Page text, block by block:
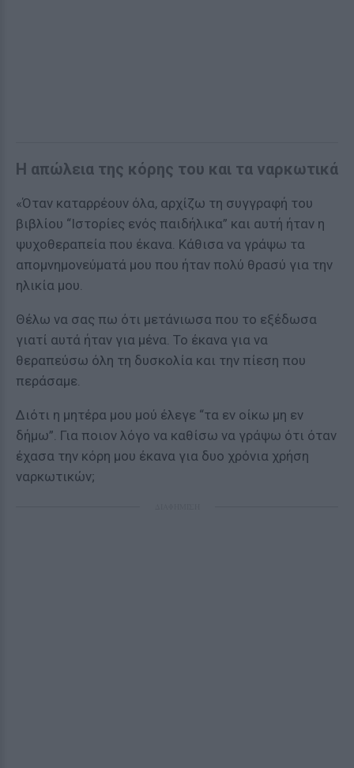
Η απώλεια της κόρης του και τα ναρκωτικά
«Όταν καταρρέουν όλα, αρχίζω τη συγγραφή του
βιβλίου “Ιστορίες ενός παιδήλικα” και αυτή ήταν η
ψυχοθεραπεία που έκανα. Κάθισα να γράψω τα
απομνημονεύματά μου που ήταν πολύ θρασύ για την
ηλικία μου.
Θέλω να σας πω ότι μετάνιωσα που το εξέδωσα
γιατί αυτά ήταν για μένα. Το έκανα για να
θεραπεύσω όλη τη δυσκολία και την πίεση που
περάσαμε.
Διότι η μητέρα μου μού έλεγε “τα εν οίκω μη εν
δήμω”. Για ποιον λόγο να καθίσω να γράψω ότι όταν
έχασα την κόρη μου έκανα για δυο χρόνια χρήση
ναρκωτικών;